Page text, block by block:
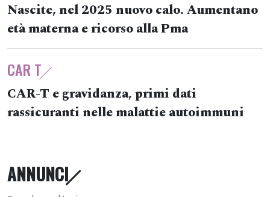
Nascite, nel 2025 nuovo calo. Aumentano
età materna e ricorso alla Pma
CAR T
CAR-T e gravidanza, primi dati
rassicuranti nelle malattie autoimmuni
ANNUNCI